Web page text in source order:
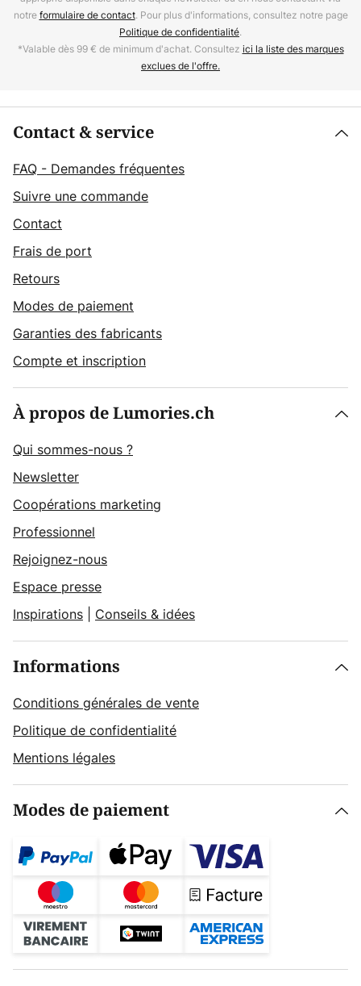
notreformulaire de contact. Pour plus d'informations, consultez notre page
Politique de confidentialité.
*Valable dès 99 € de minimum d'achat. Consultez ici la liste des marques
exclues de l'offre.
Contact & service
FAQ - Demandes fréquentes
Suivre une commande
Contact
Frais de port
Retours
Modes de paiement
Garanties des fabricants
Compte et inscription
À propos de Lumories.ch
Qui sommes-nous ?
Newsletter
Coopérations marketing
Professionnel
Rejoignez-nous
Espace presse
Inspirations
Conseils & idées
Informations
Conditions générales de vente
Politique de confidentialité
Mentions légales
Modes de paiement